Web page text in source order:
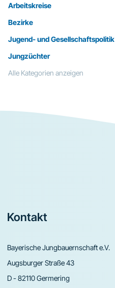
Arbeitskreise
Bezirke
Jugend- und Gesellschaftspolitik
Jungzüchter
Alle Kategorien anzeigen
Footer
Kontakt
Bayerische Jungbauernschaft e.V.
Augsburger Straße 43
D - 82110 Germering